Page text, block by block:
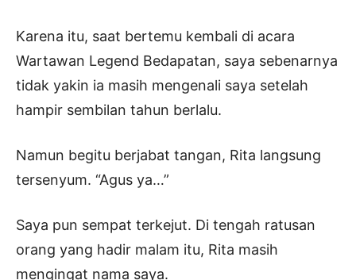
Karena itu, saat bertemu kembali di acara
Wartawan Legend Bedapatan, saya sebenarnya
tidak yakin ia masih mengenali saya setelah
hampir sembilan tahun berlalu.
Namun begitu berjabat tangan, Rita langsung
tersenyum. “Agus ya…”
Saya pun sempat terkejut. Di tengah ratusan
orang yang hadir malam itu, Rita masih
mengingat nama saya.